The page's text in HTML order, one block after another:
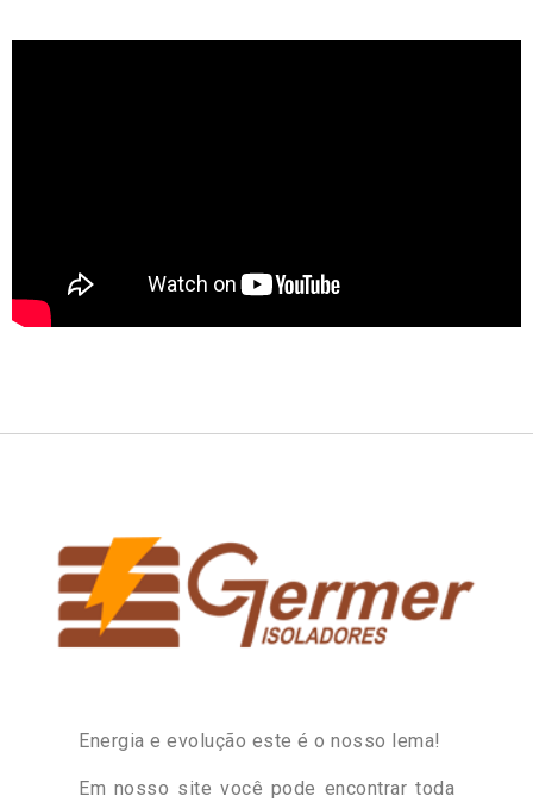
Energia e evolução este é o nosso lema!
Em nosso site você pode encontrar toda